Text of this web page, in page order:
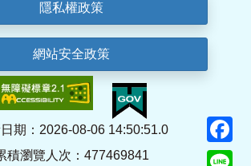
隱私權政策
網站安全政策
期：2026-08-06 14:50:51.0
積瀏覽人次：477469841